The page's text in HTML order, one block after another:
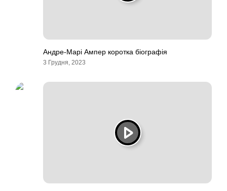
Андре-Марі Ампер коротка біографія
3 Грудня, 2023